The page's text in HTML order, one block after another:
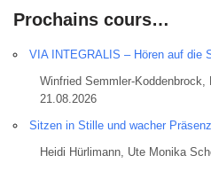
Prochains cours…
VIA INTEGRALIS – Hören auf die
Winfried Semmler-
21.08.2026
Sitzen in Stille und wacher Präsenz
Heidi Hürlimann, Ute Monika